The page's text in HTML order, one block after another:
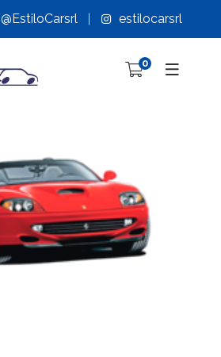
@EstiloCarsrl estilocarsrl
0